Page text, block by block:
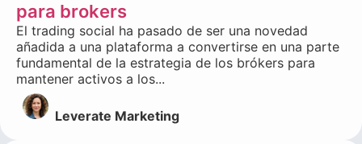
para brokers
El trading social ha pasado de ser una novedad
añadida a una plataforma a convertirse en una parte
fundamental de la estrategia de los brókers para
mantener activos a los...
Leverate Marketing